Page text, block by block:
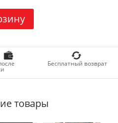
Бесплатный возврат
товары